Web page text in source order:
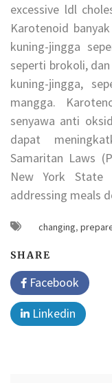
excessive ldl
Karotenoid
kuning-jingga
seperti brokoli,
kuning-jingga,
mangga.
senyawa anti
dapat
Samaritan Laws
New York State
addressing meals
changing,
SHARE
Facebook
Linkedin